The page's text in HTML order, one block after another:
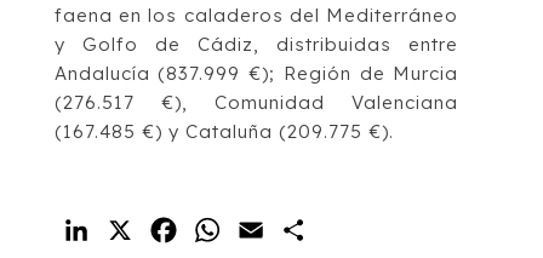
faena en los caladeros del Mediterráneo
y Golfo de Cádiz, distribuidas entre
Andalucía (837.999 €); Región de Murcia
(276.517 €), Comunidad Valenciana
(167.485 €) y Cataluña (209.775 €).
LinkedIn FacebookWhatsApp
Email